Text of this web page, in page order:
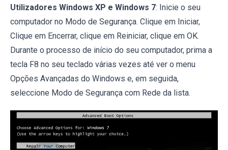
Utilizadores Windows XP e Windows 7: Inicie o seu
computador no Modo de Segurança. Clique em Iniciar,
Clique em Encerrar, clique em Reiniciar, clique em OK.
Durante o processo de início do seu computador, prima a
tecla F8 no seu teclado várias vezes até ver o menu
Opções Avançadas do Windows e, em seguida,
seleccione Modo de Segurança com Rede da lista.